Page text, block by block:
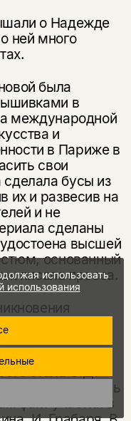
о Надежде
ней много
была
в
международной
и
в Париже в
свои
бусы из
их и развесив на
и не
сделаны
высшей
основанный
писала пресса.
журнал
стала О.Д.
уделялось
факт участия в
использовать
использования